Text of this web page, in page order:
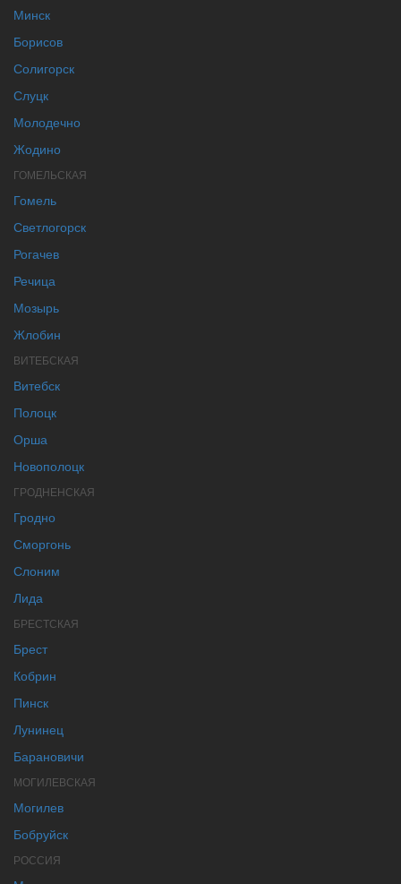
Минск
Борисов
Солигорск
Слуцк
Молодечно
Жодино
ГОМЕЛЬСКАЯ
Гомель
Светлогорск
Рогачев
Речица
Мозырь
Жлобин
ВИТЕБСКАЯ
Витебск
Полоцк
Орша
Новополоцк
ГРОДНЕНСКАЯ
Гродно
Сморгонь
Слоним
Лида
БРЕСТСКАЯ
Брест
Кобрин
Пинск
Лунинец
Барановичи
МОГИЛЕВСКАЯ
Могилев
Бобруйск
РОССИЯ